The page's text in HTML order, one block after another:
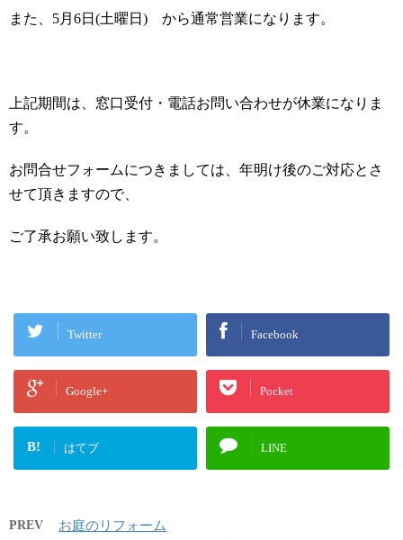
また、5月6日(土曜日) から通常営業になります。
上記期間は、窓口受付・電話お問い合わせが休業になりま
す。
お問合せフォームにつきましては、年明け後のご対応とさ
せて頂きますので、
ご了承お願い致します。
Twitter Facebook
Google+ Pocket
B! はてブ LINE
PREV お庭のリフォーム